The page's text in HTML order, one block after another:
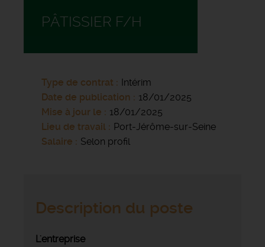
PÂTISSIER F/H
Type de contrat
Intérim
Date de publication
18/01/2025
Mise à jour le
18/01/2025
Lieu de travail
Port-Jérôme-sur-Seine
Salaire
Selon profil
Description du poste
L'entreprise